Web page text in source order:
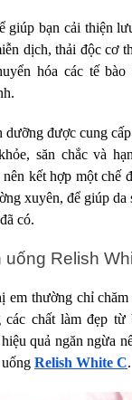
giúp bạn cải thiện
dịch, thải độc cơ
hóa các tế
dưỡng được cung
săn chắc và
kết hợp một chế
xuyên, để giúp da
có.
Relish
em thường chỉ
các chất làm đẹp từ
quả ngăn ngừa
Relish White C.